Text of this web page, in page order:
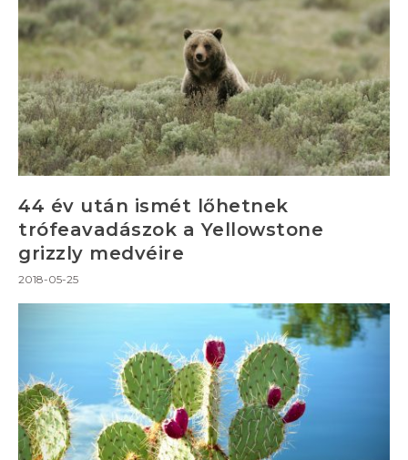
44 év után ismét lőhetnek
trófeavadászok a Yellowstone
grizzly medvéire
2018-05-25